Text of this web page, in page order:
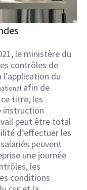
le ministère du
contrôles de
du
afin de
titre, les
instruction
peut être total
d’effectuer les
peuvent
une journée
les
conditions